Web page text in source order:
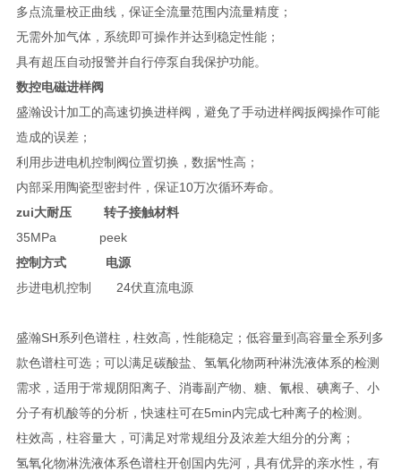
多点流量校正曲线，保证全流量范围内流量精度；
无需外加气体，系统即可操作并达到稳定性能；
具有超压自动报警并自行停泵自我保护功能。
数控电磁进样阀
盛瀚设计加工的高速切换进样阀，避免了手动进样阀扳阀操作可能
造成的误差；
利用步进电机控制阀位置切换，数据*性高；
内部采用陶瓷型密封件，保证10万次循环寿命。
zui大耐压 转子接触材料
35MPa peek
控制方式 电源
步进电机控制 24伏直流电源
盛瀚SH系列色谱柱，柱效高，性能稳定；低容量到高容量全系列多
款色谱柱可选；可以满足碳酸盐、氢氧化物两种淋洗液体系的检测
需求，适用于常规阴阳离子、消毒副产物、糖、氰根、碘离子、小
分子有机酸等的分析，快速柱可在5min内完成七种离子的检测。
柱效高，柱容量大，可满足对常规组分及浓差大组分的分离；
氢氧化物淋洗液体系色谱柱开创国内先河，具有优异的亲水性，有